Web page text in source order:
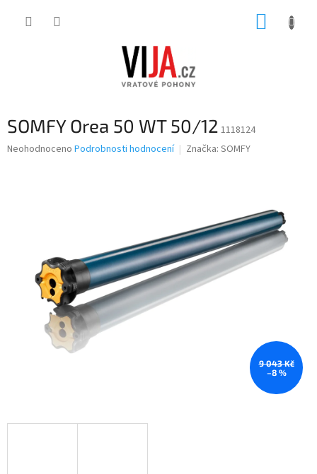
SOMFY Orea 50 WT 50/12 1118124
Průměrné
Neohodnoceno Podrobnosti hodnocení Značka: SOMFY
9 043 Kč
–8 %